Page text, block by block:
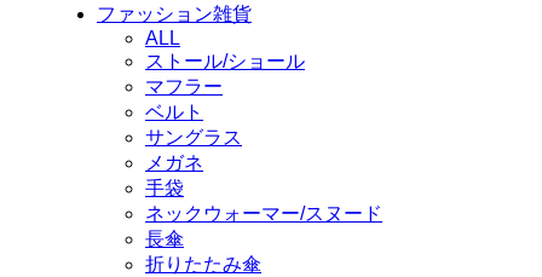
ファッション雑貨
ALL
ストール/ショール
マフラー
ベルト
サングラス
メガネ
手袋
ネックウォーマー/スヌード
長傘
折りたたみ傘